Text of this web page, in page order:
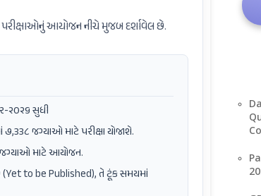
પરીક્ષાઓનું આયોજન નીચે મુજબ દર્શાવેલ છે.
૨૦૨૬ સુધી
જગ્યાઓ માટે પરીક્ષા યોજાશે.
જગ્યાઓ માટે આયોજન.
છે (Yet to be Published), તે ટૂંક સમયમાં